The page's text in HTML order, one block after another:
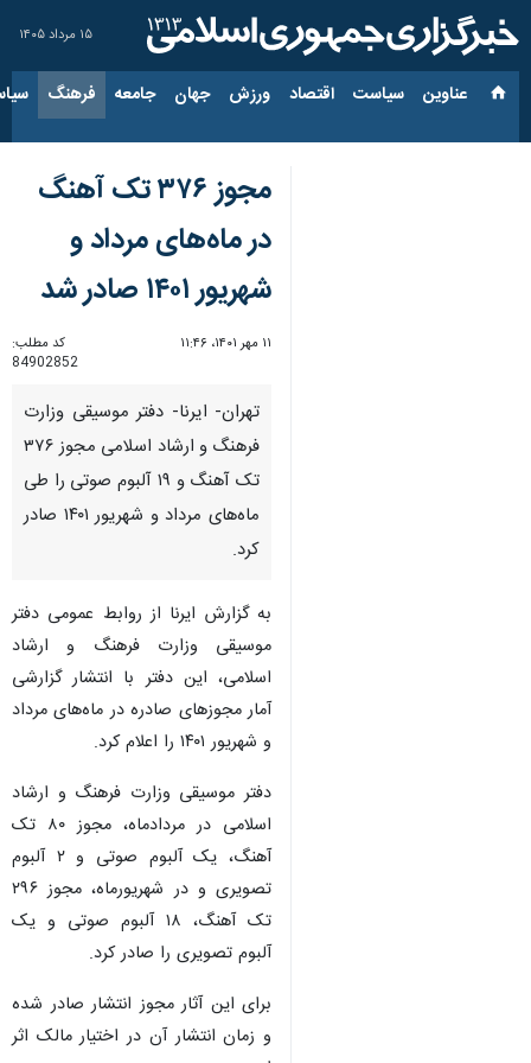
۱۵ مرداد ۱۴۰۵
عناوین‌ سیاست اقتصاد ورزش جهان جامعه فرهنگ
مجوز ۳۷۶ تک آهنگ
در ماه‌های مرداد و
شهریور ۱۴۰۱ صادر شد
۱۱ مهر ۱۴۰۱، ۱۱:۴۶
کد مطلب:
84902852
تهران- ایرنا- دفتر موسیقی وزارت
فرهنگ و ارشاد اسلامی مجوز ۳۷۶
تک آهنگ و ۱۹ آلبوم صوتی را طی
ماه‌های مرداد و شهریور ۱۴۰۱ صادر
کرد.
به گزارش ایرنا از روابط عمومی دفتر
موسیقی وزارت فرهنگ و ارشاد
اسلامی، این دفتر با انتشار گزارشی
آمار مجوزهای صادره در ماه‌های مرداد
و شهریور ۱۴۰۱ را اعلام کرد.
دفتر موسیقی وزارت فرهنگ و ارشاد
اسلامی در مردادماه، مجوز ۸۰ تک
آهنگ، یک آلبوم صوتی و ۲ آلبوم
تصویری و در شهریورماه، مجوز ۲۹۶
تک آهنگ، ۱۸ آلبوم صوتی و یک
آلبوم تصویری را صادر کرد.
برای این آثار مجوز انتشار صادر شده
و زمان انتشار آن در اختیار مالک اثر